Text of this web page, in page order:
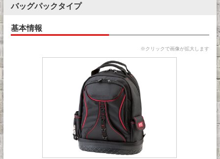
バッグパックタイプ
基本情報
※クリックで画像が拡大します